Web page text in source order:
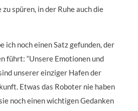
spüren, in der Ruhe auch die
ich noch einen Satz gefunden, der
führt: “Unsere Emotionen und
unserer einziger Hafen der
Etwas das Roboter nie haben
noch einen wichtigen Gedanken